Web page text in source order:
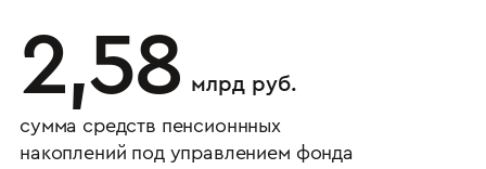
2,58 млрд руб.
сумма средств пенсионнных
накоплений под управлением фонда